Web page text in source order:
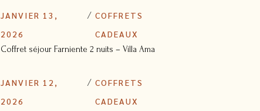
JANVIER 13,
2026
COFFRETS
CADEAUX
Coffret séjour Farniente 2 nuits – Villa Ama
JANVIER 12,
2026
COFFRETS
CADEAUX